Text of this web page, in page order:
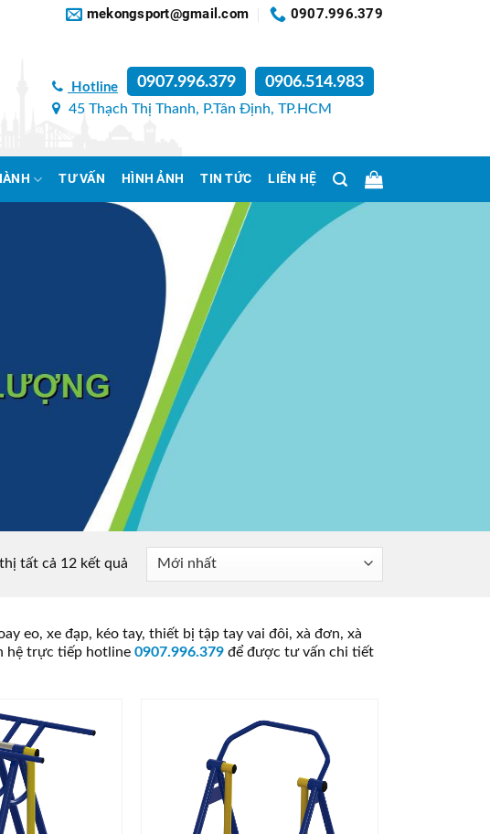
mekongsport@gmail.com 0907.996.379
Hotline 0907.996.379 0906.514.983
45 Thạch Thị Thanh, P.Tân Định, TP.HCM
TƯ VẤN HÌNH ẢNH TIN TỨC LIÊN HỆ
tất cả 12 kết quả
eo, xe đạp, kéo tay, thiết bị tập tay vai đôi, xà đơn, xà
hệ trực tiếp hotline 0907.996.379 để được tư vấn chi tiết